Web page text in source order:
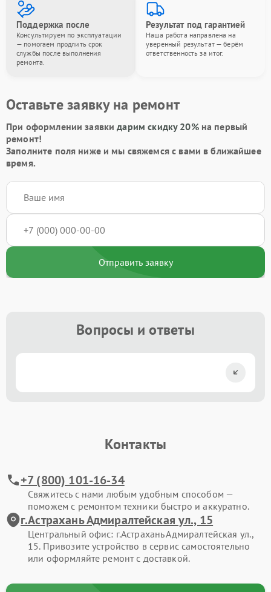
Поддержка после
Консультируем по эксплуатации
— помогаем продлить срок
службы после выполнения
ремонта.
Результат под гарантией
Наша работа направлена на
уверенный результат — берём
ответственность за итог.
Оставьте заявку на ремонт
При оформлении заявкидарим скидку 20%на первый
ремонт!
Заполните поля ниже и мы свяжемся с вами в ближайшее
время.
Отправить заявку
Вопросы и ответы
Контакты
+7 (800) 101-16-34
Свяжитесь с нами любым удобным способом —
поможем с ремонтом техники быстро и аккуратно.
г.Астрахань Адмиралтейская ул., 15
Центральный офис: г.Астрахань Адмиралтейская ул.,
15. Привозите устройство в сервис самостоятельно
или оформляйте ремонт с доставкой.